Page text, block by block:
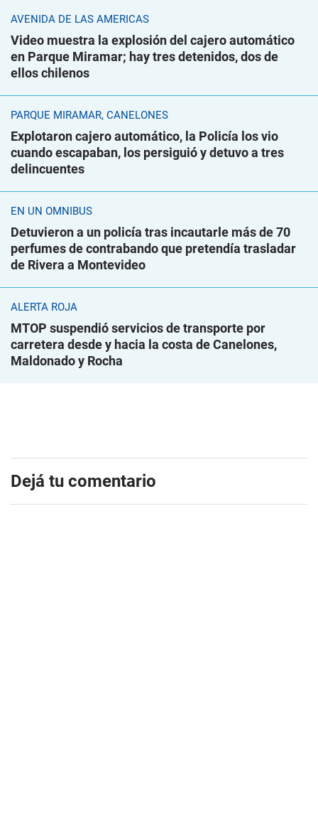
AVENIDA DE LAS AMÉRICAS
Video muestra la explosión del cajero automático
en Parque Miramar; hay tres detenidos, dos de
ellos chilenos
PARQUE MIRAMAR, CANELONES
Explotaron cajero automático, la Policía los vio
cuando escapaban, los persiguió y detuvo a tres
delincuentes
EN UN ÓMNIBUS
Detuvieron a un policía tras incautarle más de 70
perfumes de contrabando que pretendía trasladar
de Rivera a Montevideo
ALERTA ROJA
MTOP suspendió servicios de transporte por
carretera desde y hacia la costa de Canelones,
Maldonado y Rocha
Dejá tu comentario